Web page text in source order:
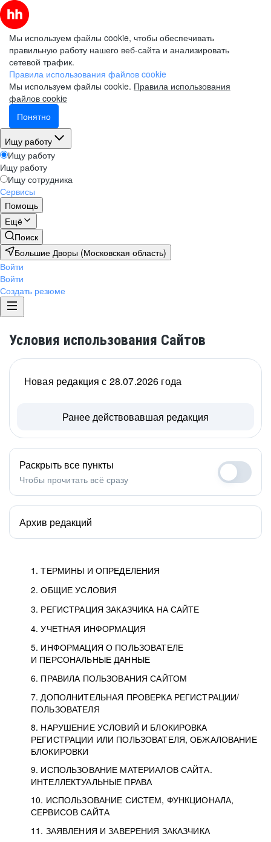
Мы используем файлы cookie, чтобы обеспечивать
правильную работу нашего веб-сайта и анализировать
сетевой трафик.
Правила использования файлов cookie
Мы используем файлы cookie. Правила использования
файлов cookie
Понятно
Ищу работу
Ищу работу
Ищу работу
Ищу сотрудника
Сервисы
Помощь
Ещё
Поиск
Большие Дворы (Московская область)
Войти
Войти
Создать резюме
Условия использования Сайтов
1. ТЕРМИНЫ И ОПРЕДЕЛЕНИЯ
2. ОБЩИЕ УСЛОВИЯ
3. РЕГИСТРАЦИЯ ЗАКАЗЧИКА НА САЙТЕ
4. УЧЕТНАЯ ИНФОРМАЦИЯ
5. ИНФОРМАЦИЯ О ПОЛЬЗОВАТЕЛЕ
И ПЕРСОНАЛЬНЫЕ ДАННЫЕ
6. ПРАВИЛА ПОЛЬЗОВАНИЯ САЙТОМ
7. ДОПОЛНИТЕЛЬНАЯ ПРОВЕРКА РЕГИСТРАЦИИ/
ПОЛЬЗОВАТЕЛЯ
8. НАРУШЕНИЕ УСЛОВИЙ И БЛОКИРОВКА
РЕГИСТРАЦИИ ИЛИ ПОЛЬЗОВАТЕЛЯ, ОБЖАЛОВАНИЕ
БЛОКИРОВКИ
9. ИСПОЛЬЗОВАНИЕ МАТЕРИАЛОВ САЙТА.
ИНТЕЛЛЕКТУАЛЬНЫЕ ПРАВА
10. ИСПОЛЬЗОВАНИЕ СИСТЕМ, ФУНКЦИОНАЛА,
СЕРВИСОВ САЙТА
11. ЗАЯВЛЕНИЯ И ЗАВЕРЕНИЯ ЗАКАЗЧИКА
Новая редакция с 28.07.2026 года
Ранее действовавшая редакция
Раскрыть все пункты
Чтобы прочитать всё сразу
Архив редакций